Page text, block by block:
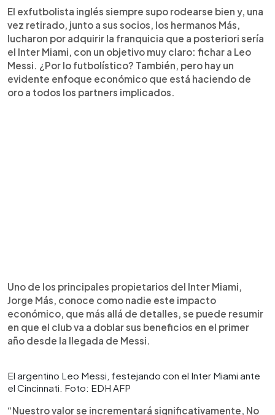
El exfutbolista inglés siempre supo rodearse bien y, una
vez retirado, junto a sus socios, los hermanos Más,
lucharon por adquirir la franquicia que a posteriori sería
el Inter Miami, con un objetivo muy claro: fichar a Leo
Messi. ¿Por lo futbolístico? También, pero hay un
evidente enfoque económico que está haciendo de
oro a todos los partners implicados.
Uno de los principales propietarios del Inter Miami,
Jorge Más, conoce como nadie este impacto
económico, que más allá de detalles, se puede resumir
en que el club va a doblar sus beneficios en el primer
año desde la llegada de Messi.
El argentino Leo Messi, festejando con el Inter Miami ante
el Cincinnati. Foto: EDH AFP
“Nuestro valor se incrementará significativamente, No